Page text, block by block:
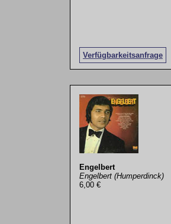
Verfügbarkeitsanfrage
Engelbert
Engelbert (Humperdinck)
6,00 €